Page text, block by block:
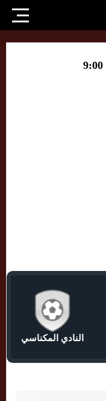
النادي المكناسي